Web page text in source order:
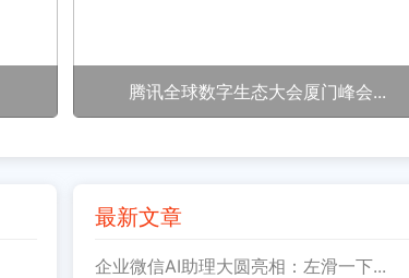
腾讯全球数字生态大会厦门峰会...
最新文章
企业微信AI助理大圆亮相：左滑一下...